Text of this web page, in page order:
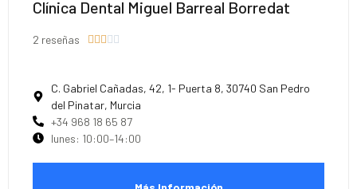
Clínica Dental Miguel Barreal Borredat
2 reseñas     
C. Gabriel Cañadas, 42, 1- Puerta 8, 30740 San Pedro
del Pinatar, Murcia
+34 968 18 65 87
lunes: 10:00–14:00